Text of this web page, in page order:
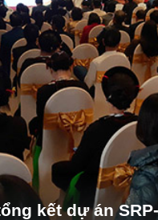
kết dự án SRP-